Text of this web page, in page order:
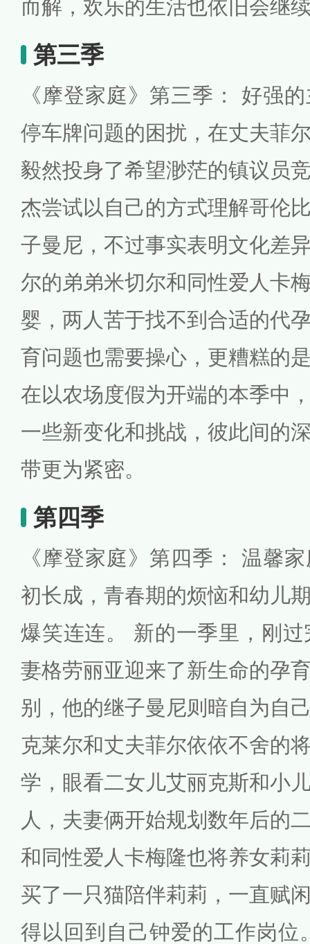
而解，欢乐的生活也依旧会继
第三季
《摩登家庭》第三季： 好强
停车牌问题的困扰，在丈夫菲
毅然投身了希望渺茫的镇议员
杰尝试以自己的方式理解哥伦
子曼尼，不过事实表明文化差
尔的弟弟米切尔和同性爱人卡
婴，两人苦于找不到合适的代
育问题也需要操心，更糟糕
在以农场度假为开端的本季中
一些新变化和挑战，彼此间的
带更为紧密。
第四季
《摩登家庭》第四季： 温馨
初长成，青春期的烦恼和幼儿
爆笑连连。 新的一季里，刚
妻格劳丽亚迎来了新生命的孕
别，他的继子曼尼则暗自为自
克莱尔和丈夫菲尔依依不舍的
学，眼看二女儿艾丽克斯和小
人，夫妻俩开始规划数年后的
和同性爱人卡梅隆也将养女莉
买了一只猫陪伴莉莉，一直赋
得以回到自己钟爱的工作岗位